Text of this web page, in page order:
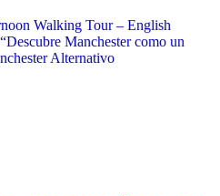
Walking Tour – English
Manchester como un
Alternativo